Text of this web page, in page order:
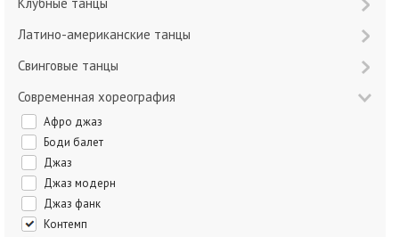
Клубные танцы
Латино-американские танцы
Свинговые танцы
Современная хореография
Афро джаз
Боди балет
Джаз
Джаз модерн
Джаз фанк
Контемп